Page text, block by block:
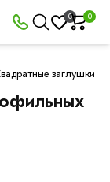
0 0
заглушки